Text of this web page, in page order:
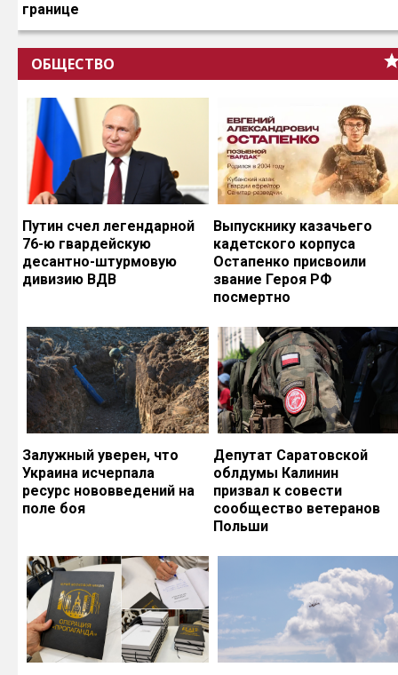
границе
ОБЩЕСТВО
Путин счел легендарной
76-ю гвардейскую
десантно-штурмовую
дивизию ВДВ
Выпускнику казачьего
кадетского корпуса
Остапенко присвоили
звание Героя РФ
посмертно
Залужный уверен, что
Украина исчерпала
ресурс нововведений на
поле боя
Депутат Саратовской
облдумы Калинин
призвал к совести
сообщество ветеранов
Польши